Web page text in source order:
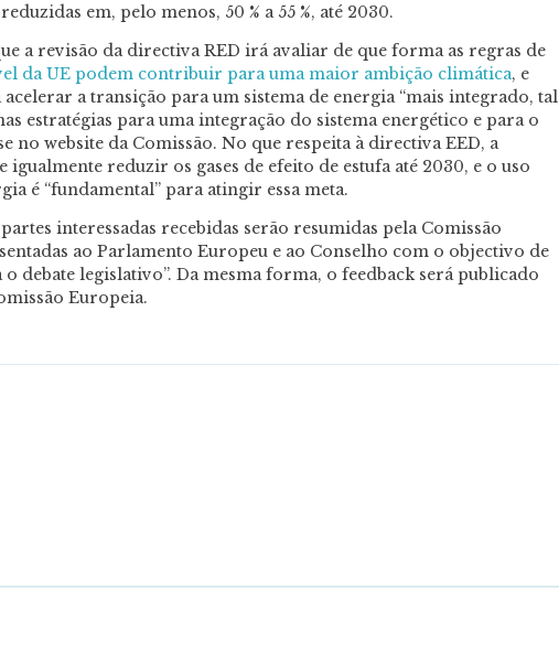
em, pelo menos, 50 % a 55 %, até 2030.
a revisão da directiva RED irá avaliar de que forma as regras de
da UE podem contribuir para uma maior ambição climática, e
a transição para um sistema de energia “mais integrado, tal
estratégias para uma integração do sistema energético e para o
no website da Comissão. No que respeita à directiva EED, a
igualmente reduzir os gases de efeito de estufa até 2030, e o uso
é “fundamental” para atingir essa meta.
interessadas recebidas serão resumidas pela Comissão
ao Parlamento Europeu e ao Conselho com o objectivo de
debate legislativo”. Da mesma forma, o feedback será publicado
Europeia.